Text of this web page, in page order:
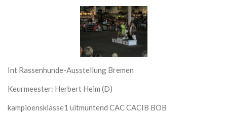
Int Rassenhunde-Ausstellung Bremen
Keurmeester: Herbert Heim (D)
kampioensklasse1 uitmuntend CAC CACIB BOB